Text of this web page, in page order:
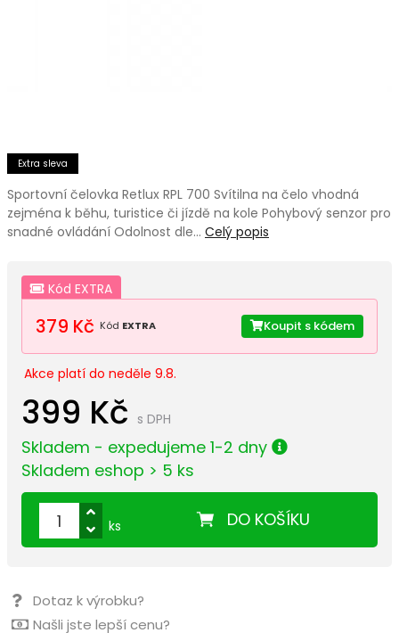
Extra sleva
Sportovní čelovka Retlux RPL 700 Svítilna na čelo vhodná
zejména k běhu, turistice či jízdě na kole Pohybový senzor pro
snadné ovládání Odolnost dle… Celý popis
Kód EXTRA
379 Kč Kód EXTRA Koupit s kódem
Akce platí do neděle 9.8.
399 Kč s DPH
Skladem - expedujeme 1-2 dny
Skladem eshop > 5 ks
DO KOŠÍKU
ks
Dotaz k výrobku?
Našli jste lepší cenu?